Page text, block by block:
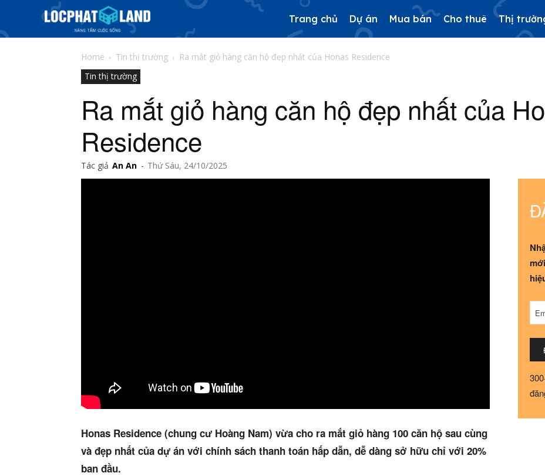
Trang chủ Dự án Mua bán Cho thuê Thị
Home Tin thị trường
Ra mắt giỏ hàng căn hộ đẹp nhất của Honas Residence
Tin thị trường
Ra mắt giỏ hàng căn hộ đẹp nhất của
Residence
Tác giả An An - Thứ Sáu, 24/10/2025
Honas Residence (chung cư Hoàng Nam) vừa cho ra mắt giỏ hàng 100 căn hộ sau cùng
và đẹp nhất của dự án với chính sách thanh toán hấp dẫn, dễ dàng sở hữu chỉ với 20%
ban đầu.